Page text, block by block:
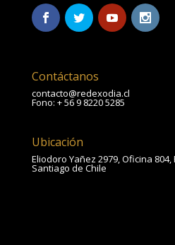
Contáctanos
contacto@redexodia.cl
Fono: + 56 9 8220 5285
Ubicación
Eliodoro Yañez 2979, Oficina
Santiago de Chile